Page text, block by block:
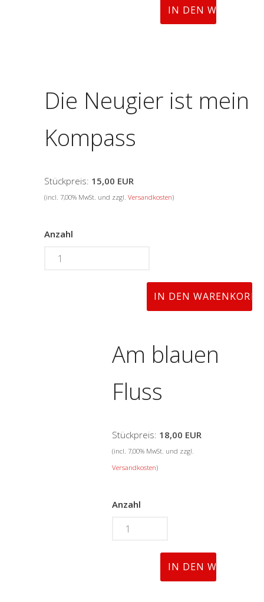
Die Neugier ist mein
Kompass
Stückpreis: 15,00 EUR
(incl. 7,00% MwSt. und zzgl. Versandkosten)
Anzahl
Am blauen
Fluss
Stückpreis: 18,00 EUR
(incl. 7,00% MwSt. und zzgl.
Versandkosten)
Anzahl